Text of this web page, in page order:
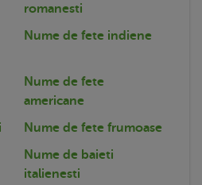
romanesti
Nume de fete indiene
Nume de fete
americane
Nume de fete frumoase
Nume de baieti
italienesti